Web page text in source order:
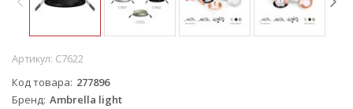
Артикул: C7622
Код товара 277896
Бренд Ambrella light